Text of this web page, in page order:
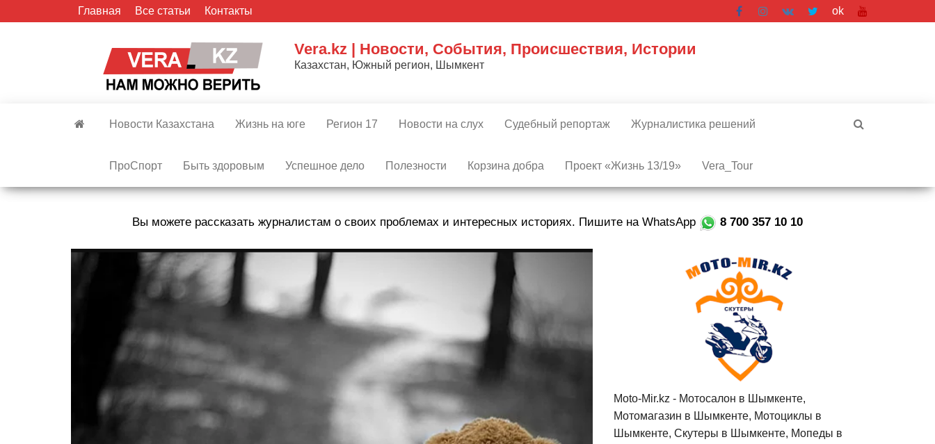
Главная Все статьи Контакты ok
Vera.kz | Новости, События, Происшествия, Истории
Казахстан, Южный регион, Шымкент
Новости Казахстана Жизнь на юге Регион 17 Новости на слух Судебный репортаж Журналистика решений
ПроСпорт Быть здоровым Успешное дело Полезности Корзина добра Проект «Жизнь 13/19» Vera_Tour
Вы можете рассказать журналистам о своих проблемах и интересных историях. Пишите на WhatsApp 8 700 357 10 10
Moto-Mir.kz - Мотосалон в Шымкенте,
Мотомагазин в Шымкенте, Мотоциклы в
Шымкенте, Скутеры в Шымкенте, Мопеды в